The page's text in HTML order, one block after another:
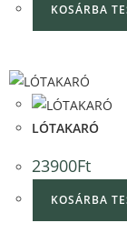
KOSÁRBA
LÓTAKARÓ
23900Ft
KOSÁRBA